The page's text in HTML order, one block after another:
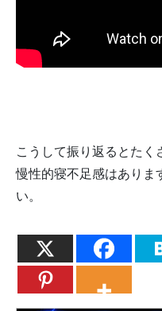
こうして振り返るとたく
慢性的寝不足感はありま
い。